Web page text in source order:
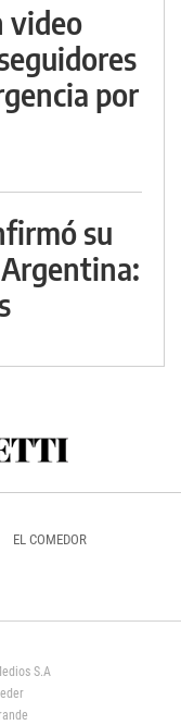
video
por
su
EL COMEDOR
S.A